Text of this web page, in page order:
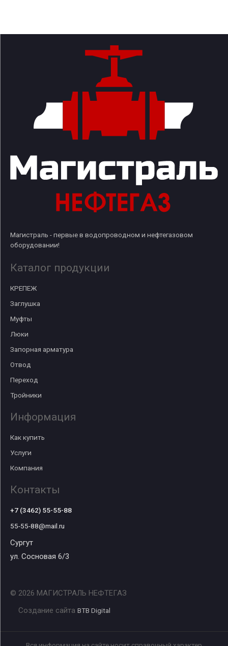
Магистраль - первые в водопроводном и нефтегазовом
оборудовании!
Каталог продукции
КРЕПЕЖ
Заглушка
Муфты
Люки
Запорная арматура
Отвод
Переход
Тройники
Информация
Как купить
Услуги
Компания
Контакты
+7 (3462) 55-55-88
55-55-88@mail.ru
Сургут
ул. Сосновая 6/3
© 2026 МАГИСТРАЛЬ НЕФТЕГАЗ
Создание сайта BTB Digital